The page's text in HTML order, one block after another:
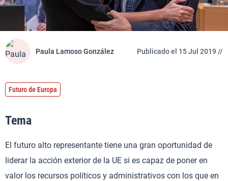
Paula Lamoso González Publicado el 15 Jul 2019 //
Futuro de Europa
Tema
El futuro alto representante tiene una gran oportunidad de
liderar la acción exterior de la UE si es capaz de poner en
valor los recursos políticos y administrativos con los que en